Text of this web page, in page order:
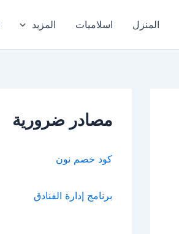
المنزل اسلاميات المزيد
مصادر ضرورية
كود خصم نون
برنامج إدارة الفنادق